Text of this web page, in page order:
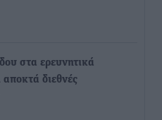
στα ερευνητικά
διεθνές